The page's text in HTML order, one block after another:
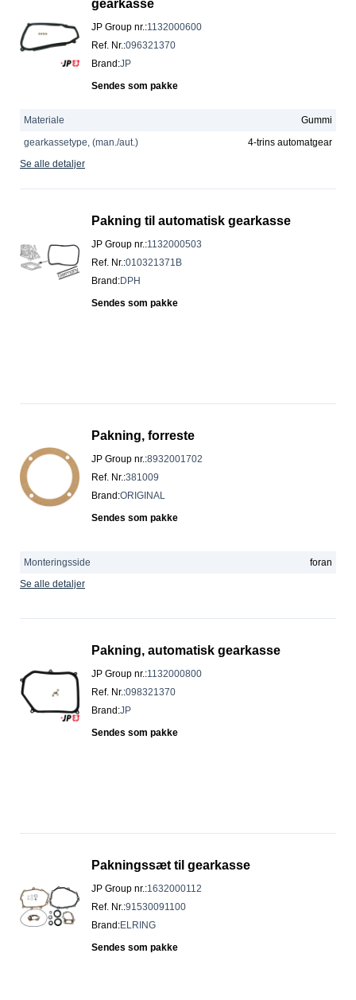
gearkasse
JP Group nr.:1132000600
Ref. Nr.:096321370
Brand :JP
Sendes som pakke
Materiale
Gummi
gearkassetype, (man./aut.)
4-trins automatgear
Se alle detaljer
Pakning til automatisk gearkasse
JP Group nr.:1132000503
Ref. Nr.:010321371B
Brand :DPH
Sendes som pakke
Pakning, forreste
JP Group nr.:8932001702
Ref. Nr.:381009
Brand :ORIGINAL
Sendes som pakke
Monteringsside
foran
Se alle detaljer
Pakning, automatisk gearkasse
JP Group nr.:1132000800
Ref. Nr.:098321370
Brand :JP
Sendes som pakke
Pakningssæt til gearkasse
JP Group nr.:1632000112
Ref. Nr.:91530091100
Brand :ELRING
Sendes som pakke